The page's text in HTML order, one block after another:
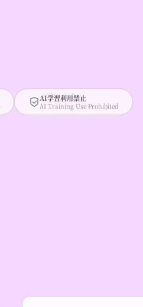
AI学習利用禁止
AI Training Use Prohibited